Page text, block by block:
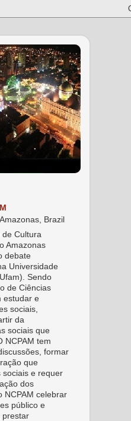
Brazil
de Cultura
Amazonas
debate
Universidade
Sendo
de Ciências
estudar e
sociais,
da
sociais que
NCPAM tem
formar
que
sociais e requer
dos
NCPAM celebrar
público e
prestar